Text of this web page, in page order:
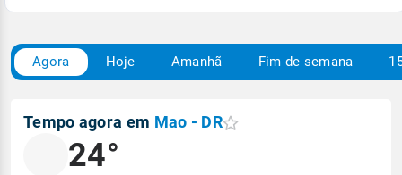
Agora Hoje Amanhã Fim de semana
Tempo agora em Mao - DR
24°